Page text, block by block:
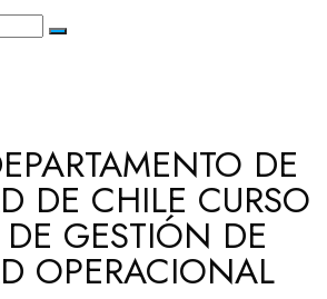
DE
DE CHILE CURSO
GESTIÓN DE
OPERACIONAL